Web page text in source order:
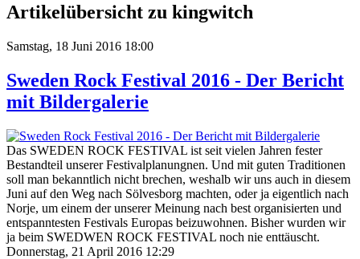
Artikelübersicht zu kingwitch
Samstag, 18 Juni 2016 18:00
Sweden Rock Festival 2016 - Der Bericht
mit Bildergalerie
Das SWEDEN ROCK FESTIVAL ist seit vielen Jahren fester
Bestandteil unserer Festivalplanungnen. Und mit guten Traditionen
soll man bekanntlich nicht brechen, weshalb wir uns auch in diesem
Juni auf den Weg nach Sölvesborg machten, oder ja eigentlich nach
Norje, um einem der unserer Meinung nach best organisierten und
entspanntesten Festivals Europas beizuwohnen. Bisher wurden wir
ja beim SWEDWEN ROCK FESTIVAL noch nie enttäuscht.
Donnerstag, 21 April 2016 12:29